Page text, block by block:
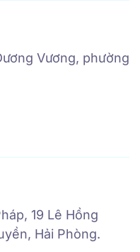
Vương, phường
19 Lê Hồng
Hải Phòng.